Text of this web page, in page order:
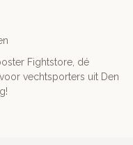
Fightstore, dé
vechtsporters uit Den